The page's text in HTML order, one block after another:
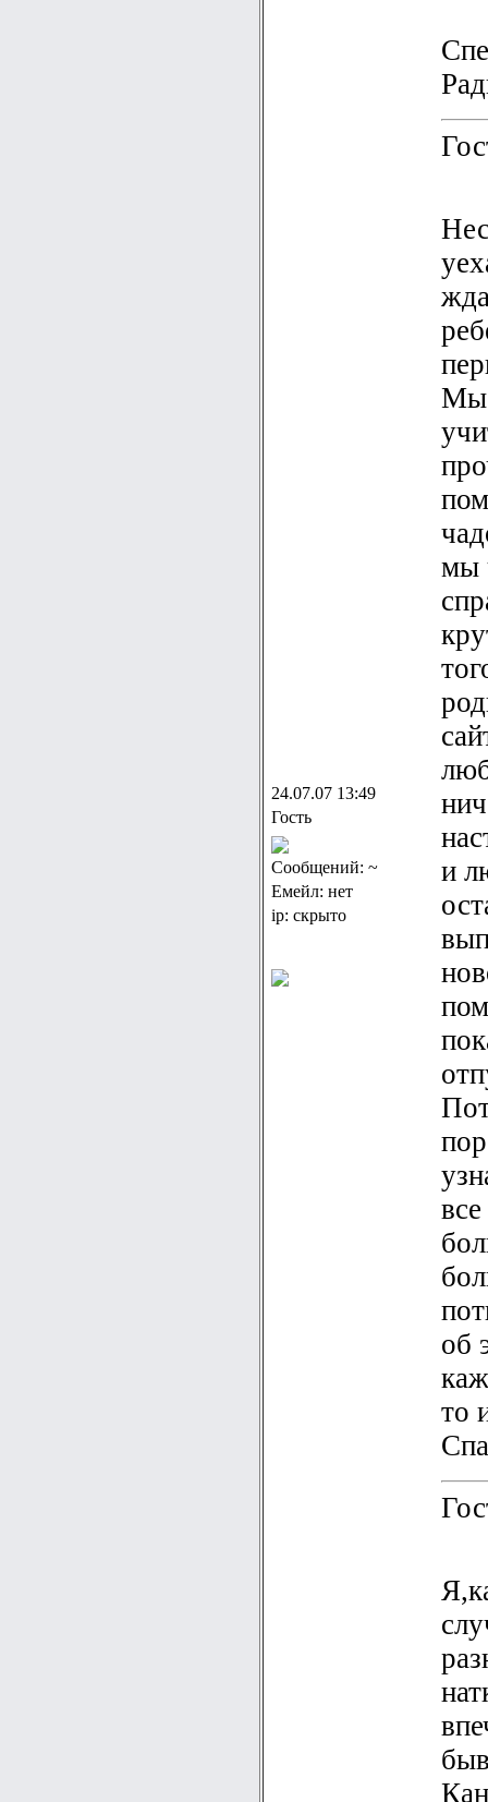
24.07.07 13:49
Гость
Сообщений: ~
Емейл: нет
ip: скрыто
Мы
мы
и
об
то